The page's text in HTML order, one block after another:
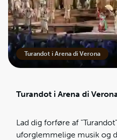
Turandot i Arena di Verona
Turandot i Arena di
Lad dig forføre af
uforglemmelige musik og